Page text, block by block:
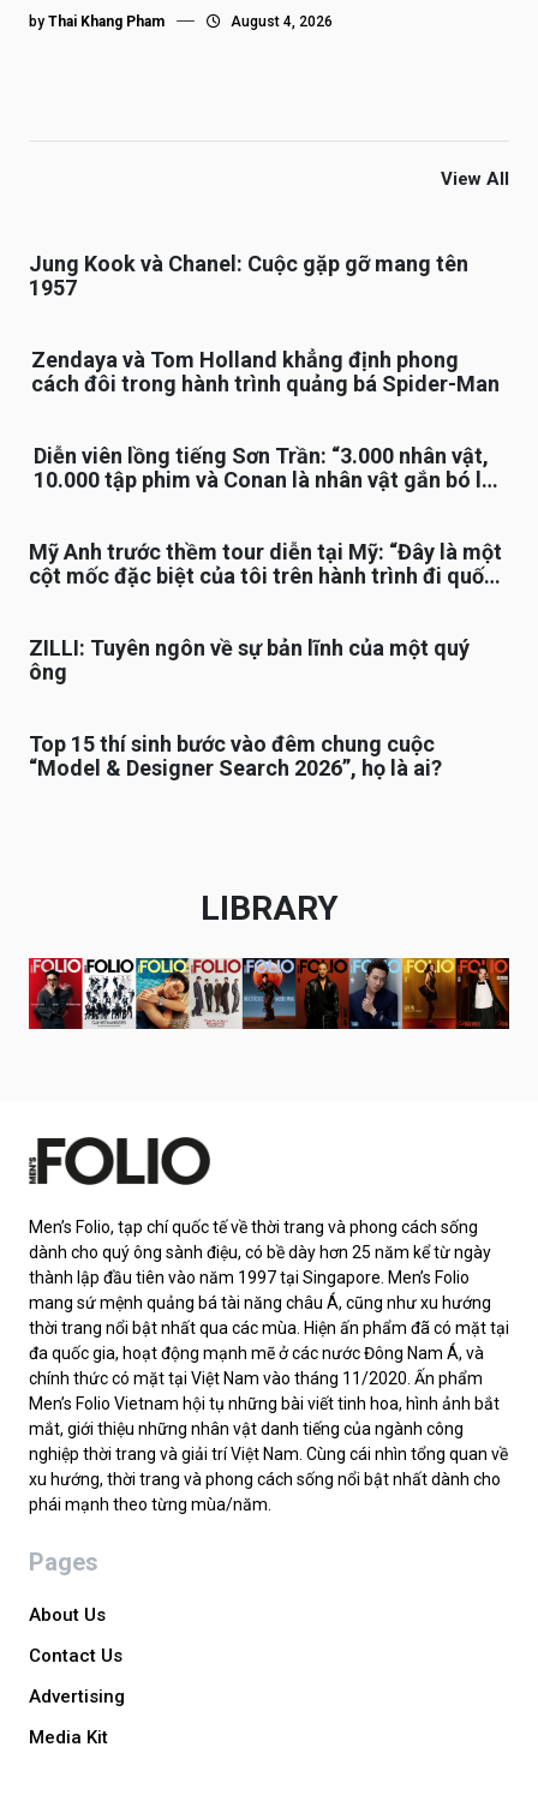
by Thai Khang Pham August 4, 2026
View All
Jung Kook và Chanel: Cuộc gặp gỡ mang tên
1957
Zendaya và Tom Holland khẳng định phong
cách đôi trong hành trình quảng bá Spider-Man
Diễn viên lồng tiếng Sơn Trần: “3.000 nhân vật,
10.000 tập phim và Conan là nhân vật gắn bó lâu
Mỹ Anh trước thềm tour diễn tại Mỹ: “Đây là một
cột mốc đặc biệt của tôi trên hành trình đi quốc
ZILLI: Tuyên ngôn về sự bản lĩnh của một quý
ông
Top 15 thí sinh bước vào đêm chung cuộc
“Model & Designer Search 2026”, họ là ai?
LIBRARY
Men’s Folio, tạp chí quốc tế về thời trang và phong cách sống
dành cho quý ông sành điệu, có bề dày hơn 25 năm kể từ ngày
thành lập đầu tiên vào năm 1997 tại Singapore. Men’s Folio
mang sứ mệnh quảng bá tài năng châu Á, cũng như xu hướng
thời trang nổi bật nhất qua các mùa. Hiện ấn phẩm đã có mặt tại
đa quốc gia, hoạt động mạnh mẽ ở các nước Đông Nam Á, và
chính thức có mặt tại Việt Nam vào tháng 11/2020. Ấn phẩm
Men’s Folio Vietnam hội tụ những bài viết tinh hoa, hình ảnh bắt
mắt, giới thiệu những nhân vật danh tiếng của ngành công
nghiệp thời trang và giải trí Việt Nam. Cùng cái nhìn tổng quan về
xu hướng, thời trang và phong cách sống nổi bật nhất dành cho
phái mạnh theo từng mùa/năm.
Pages
About Us
Contact Us
Advertising
Media Kit